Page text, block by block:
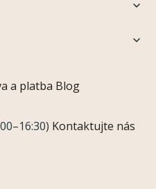
a platba Blog
Kontaktujte nás